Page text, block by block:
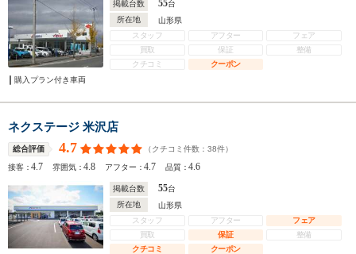
掲載台数 55台
所在地
山形県
スタッフ
アフター
フェア
買取
保証
整備
クチコミ
クーポン
購入プラン付き車両
ネクステージ 米沢店
総合評価 4.7 （クチコミ件数： 38件）
接客：4.7 雰囲気：4.8 アフター：4.7 品質：4.6
掲載台数 55台
所在地
山形県
スタッフ
アフター
フェア
買取
保証
整備
クチコミ
クーポン